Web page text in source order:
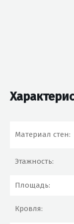
Материал стен:
Этажность:
Площадь:
Кровля: